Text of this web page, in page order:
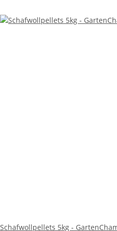
Schafwollpellets 5kg -